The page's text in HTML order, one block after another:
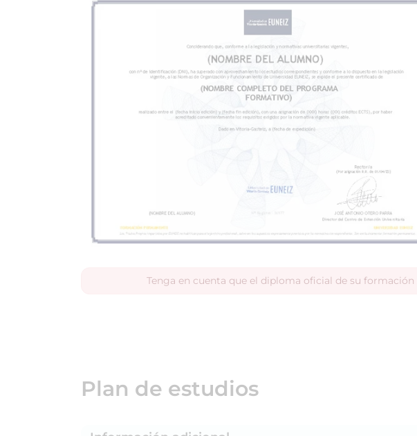
Tenga en cuenta que el diploma oficial de su
Plan de estudios